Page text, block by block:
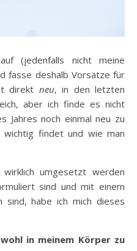
(jedenfalls nicht meine
fasse deshalb Vorsätze für
direkt neu, in den letzten
aber ich finde es nicht
Jahres noch einmal neu zu
wichtig findet und wie man
umgesetzt werden
sind und mit einem
sind, habe ich mich dieses
in meinem Körper zu